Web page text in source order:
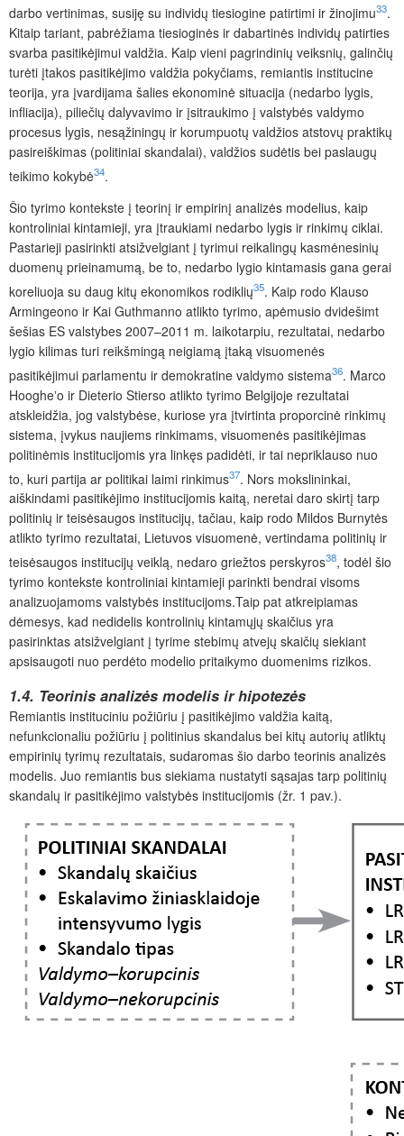
darbo vertinimas, susiję su individų tiesiogine patirtimi ir žinojimu33.
Kitaip tariant, pabrėžiama tiesioginės ir dabartinės individų patirties
svarba pasitikėjimui valdžia. Kaip vieni pagrindinių veiksnių, galinčių
turėti įtakos pasitikėjimo valdžia pokyčiams, remiantis institucine
teorija, yra įvardijama šalies ekonominė situacija (nedarbo lygis,
infliacija), piliečių dalyvavimo ir įsitraukimo į valstybės valdymo
procesus lygis, nesąžiningų ir korumpuotų valdžios atstovų praktikų
pasireiškimas (politiniai skandalai), valdžios sudėtis bei paslaugų
teikimo kokybė34.
Šio tyrimo kontekste į teorinį ir empirinį analizės modelius, kaip
kontroliniai kintamieji, yra įtraukiami nedarbo lygis ir rinkimų ciklai.
Pastarieji pasirinkti atsižvelgiant į tyrimui reikalingų kasmėnesinių
duomenų prieinamumą, be to, nedarbo lygio kintamasis gana gerai
koreliuoja su daug kitų ekonomikos rodiklių35. Kaip rodo Klauso
Armingeono ir Kai Guthmanno atlikto tyrimo, apėmusio dvidešimt
šešias ES valstybes 2007–2011 m. laikotarpiu, rezultatai, nedarbo
lygio kilimas turi reikšmingą neigiamą įtaką visuomenės
pasitikėjimui parlamentu ir demokratine valdymo sistema36. Marco
Hoogheʼo ir Dieterio Stierso atlikto tyrimo Belgijoje rezultatai
atskleidžia, jog valstybėse, kuriose yra įtvirtinta proporcinė rinkimų
sistema, įvykus naujiems rinkimams, visuomenės pasitikėjimas
politinėmis institucijomis yra linkęs padidėti, ir tai nepriklauso nuo
to, kuri partija ar politikai laimi rinkimus37. Nors mokslininkai,
aiškindami pasitikėjimo institucijomis kaitą, neretai daro skirtį tarp
politinių ir teisėsaugos institucijų, tačiau, kaip rodo Mildos Burnytės
atlikto tyrimo rezultatai, Lietuvos visuomenė, vertindama politinių ir
teisėsaugos institucijų veiklą, nedaro griežtos perskyros38, todėl šio
tyrimo kontekste kontroliniai kintamieji parinkti bendrai visoms
analizuojamoms valstybės institucijoms.Taip pat atkreipiamas
dėmesys, kad nedidelis kontrolinių kintamųjų skaičius yra
pasirinktas atsižvelgiant į tyrime stebimų atvejų skaičių siekiant
apsisaugoti nuo perdėto modelio pritaikymo duomenims rizikos.
1.4. Teorinis analizės modelis ir hipotezės
Remiantis instituciniu požiūriu į pasitikėjimo valdžia kaitą,
nefunkcio­naliu požiūriu į politinius skandalus bei kitų autorių atliktų
empirinių tyrimų rezultatais, sudaromas šio darbo teorinis analizės
modelis. Juo remiantis bus siekiama nustatyti sąsajas tarp politinių
skandalų ir pasitikėjimo valstybės institucijomis (žr. 1 pav.).